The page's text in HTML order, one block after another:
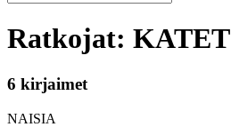
Ratkojat: KATET
6 kirjaimet
NAISIA